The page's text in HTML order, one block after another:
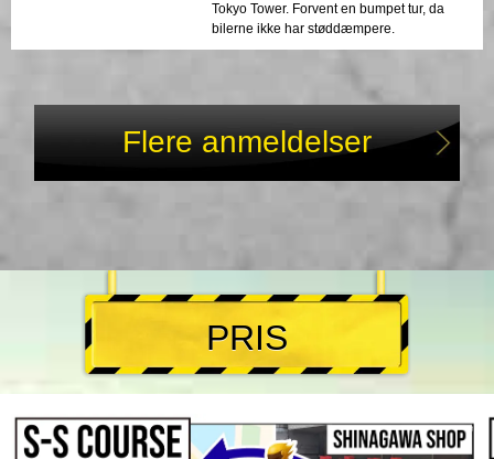
Tokyo Tower. Forvent en bumpet tur, da
bilerne ikke har støddæmpere.
Flere anmeldelser
PRIS